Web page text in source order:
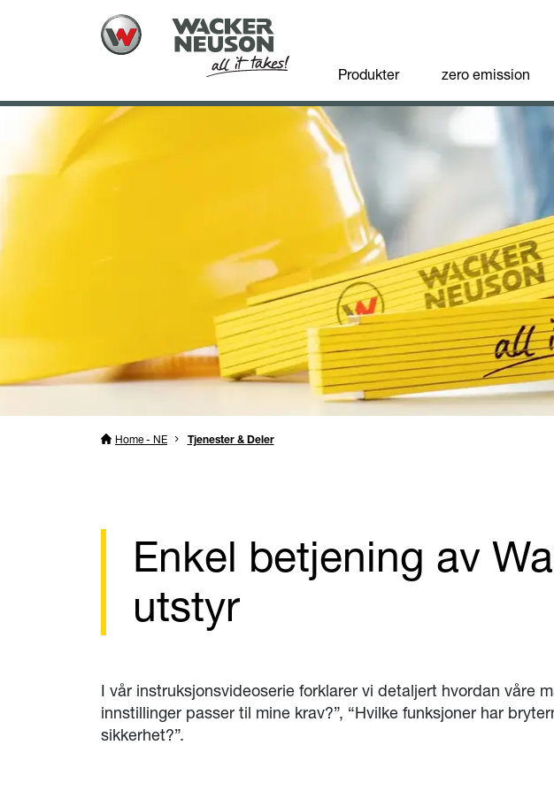
Produkter zero emission
Home - NE Tjenester & Deler
Enkel betjening av
utstyr
I vår instruksjonsvideoserie forklarer vi detaljert hvordan våre
innstillinger passer til mine krav?”, “Hvilke funksjoner har
sikkerhet?”.